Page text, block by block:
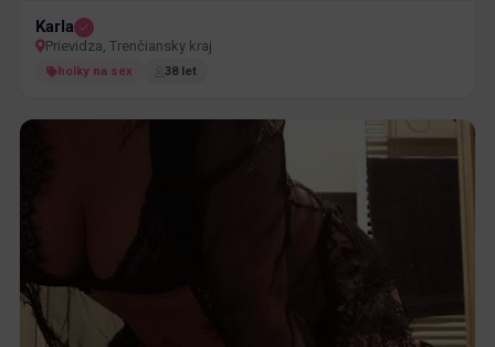
Karla
Prievidza, Trenčiansky kraj
holky na sex 38 let